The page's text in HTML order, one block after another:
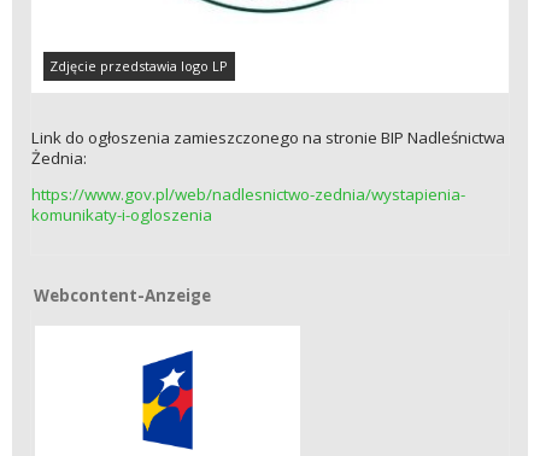
Zdjęcie przedstawia logo LP
Link do ogłoszenia zamieszczonego na stronie BIP Nadleśnictwa
Żednia:
https://www.gov.pl/web/nadlesnictwo-zednia/wystapienia-
komunikaty-i-ogloszenia
Webcontent-Anzeige
Webcontent-Anzeige